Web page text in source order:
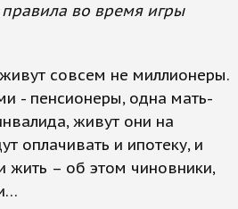
во время игры
совсем не миллионеры.
- пенсионеры, одна мать-
живут они на
оплачивать и ипотеку, и
жить – об этом чиновники,